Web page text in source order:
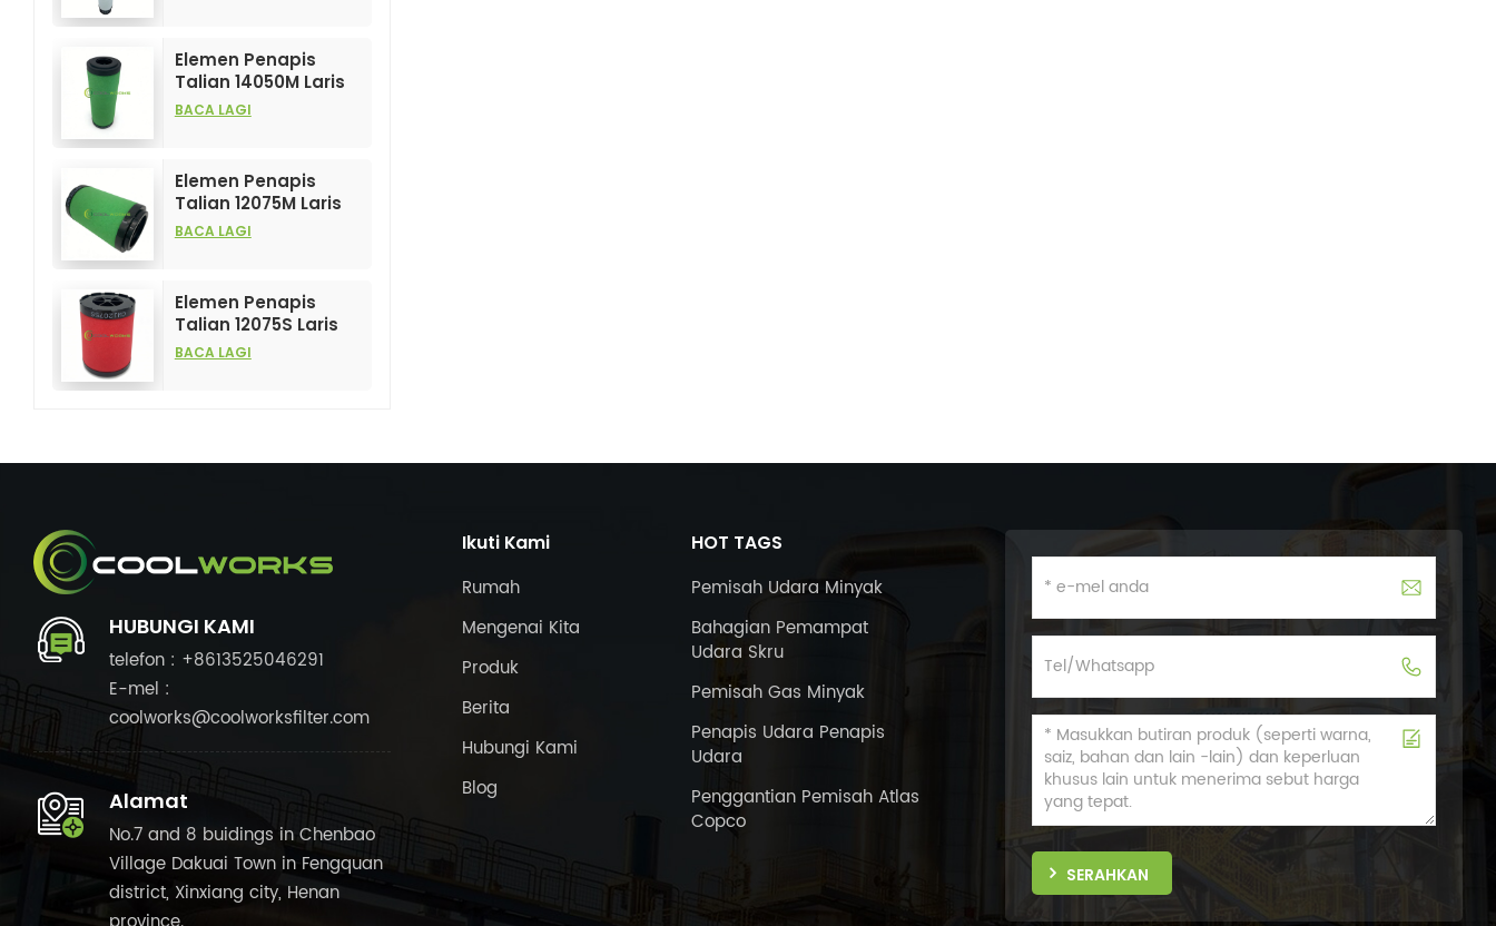
Mampatan Udara
Elemen Penapis
Talian 14050M Laris
Dijual dan
Mampatan Udara
BACA LAGI
Elemen Penapis
Talian 12075M Laris
Dijual dan
Mampatan Udara
BACA LAGI
Elemen Penapis
Talian 12075S Laris
dan Berprestasi
BACA LAGI
HUBUNGI KAMI
telefon : +8613525046291
E-mel :
coolworks@coolworksfilter.com
Alamat
No.7 and 8 buidings in Chenbao
Village Dakuai Town in Fengquan
district, Xinxiang city, Henan
Ikuti Kami
Rumah
Mengenai Kita
Produk
Berita
Hubungi Kami
Blog
HOT TAGS
Pemisah Udara Minyak
Bahagian Pemampat
Udara Skru
Pemisah Gas Minyak
Penapis Udara Penapis
Udara
Penggantian Pemisah Atlas
Copco
SERAHKAN